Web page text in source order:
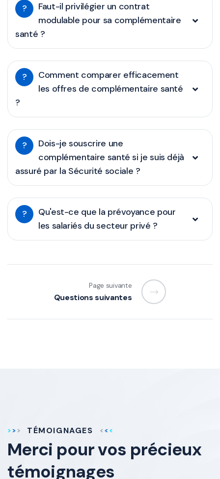
?
Faut-il privilégier un contrat
modulable pour sa complémentaire
santé ?
?
Comment comparer efficacement
les offres de complémentaire santé
?
?
Dois-je souscrire une
complémentaire santé si je suis déjà
assuré par la Sécurité sociale ?
?
Qu'est-ce que la prévoyance pour
les salariés du secteur privé ?
Page suivante
Questions suivantes
TÉMOIGNAGES
Merci pour vos précieux
témoignages